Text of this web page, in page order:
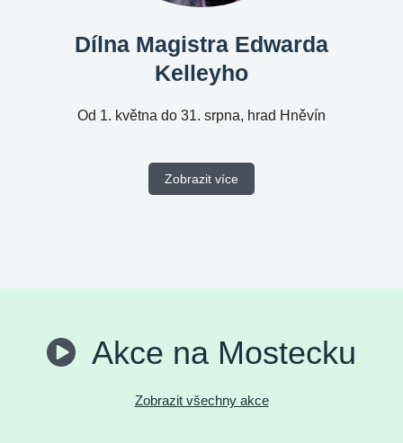
Dílna Magistra Edwarda
Kelleyho
Od 1. května do 31. srpna, hrad Hněvín
Zobrazit více
Akce na Mostecku
Zobrazit všechny akce